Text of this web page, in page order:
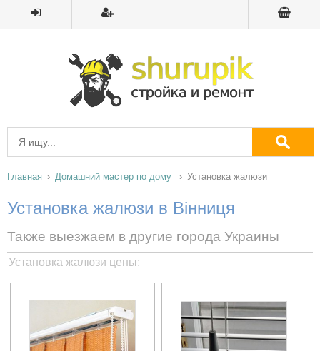
Главная Домашний мастер по дому Установка жалюзи
Установка жалюзи в Вінниця
Также выезжаем в другие города Украины
Установка жалюзи цены: